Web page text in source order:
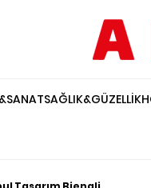
SAĞLIK&GÜZELLİK